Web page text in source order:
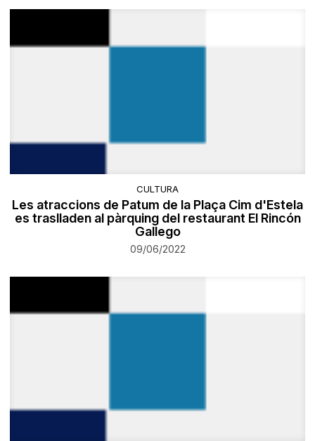
CULTURA
Les atraccions de Patum de la Plaça Cim d'Estela
es traslladen al pàrquing del restaurant El Rincón
Gallego
09/06/2022